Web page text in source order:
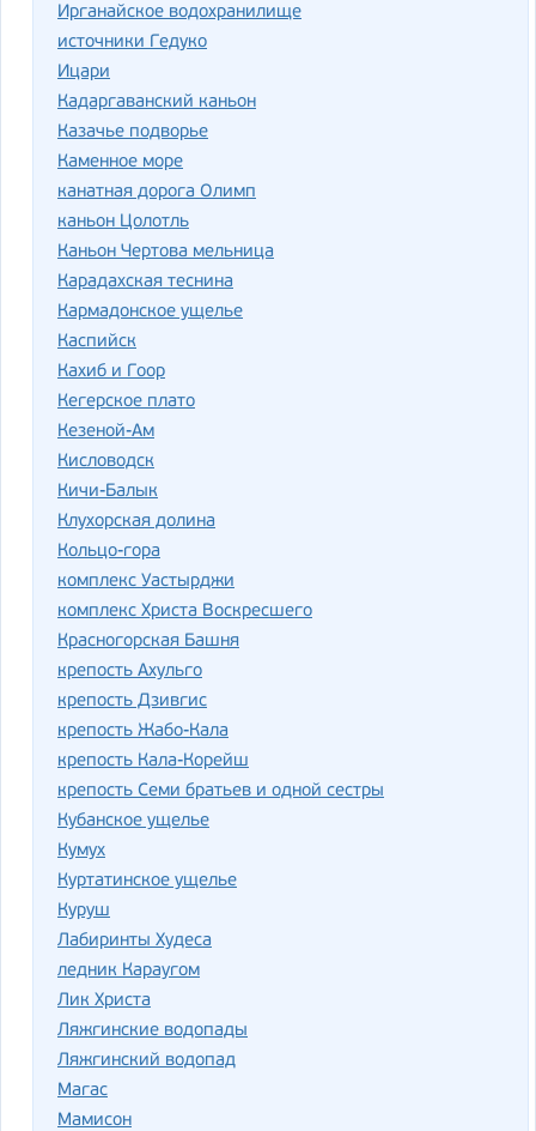
Ирганайское водохранилище
источники Гедуко
Ицари
Кадаргаванский каньон
Казачье подворье
Каменное море
канатная дорога Олимп
каньон Цолотль
Каньон Чертова мельница
Карадахская теснина
Кармадонское ущелье
Каспийск
Кахиб и Гоор
Кегерское плато
Кезеной-Ам
Кисловодск
Кичи-Балык
Клухорская долина
Кольцо-гора
комплекс Уастырджи
комплекс Христа Воскресшего
Красногорская Башня
крепость Ахульго
крепость Дзивгис
крепость Жабо-Кала
крепость Кала-Корейш
крепость Семи братьев и одной сестры
Кубанское ущелье
Кумух
Куртатинское ущелье
Куруш
Лабиринты Худеса
ледник Караугом
Лик Христа
Ляжгинские водопады
Ляжгинский водопад
Магас
Мамисон